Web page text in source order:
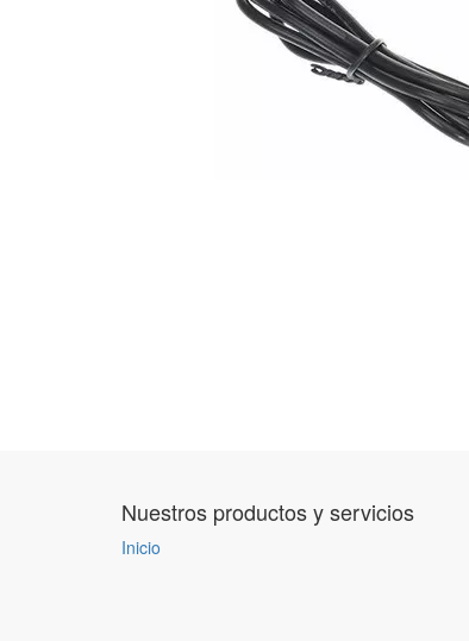
Nuestros productos y servicios
Inicio